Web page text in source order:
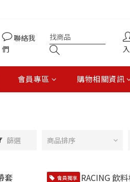
聯絡我
們
入
會員專區 購物相關資訊
篩選 商品排序
會員獨享